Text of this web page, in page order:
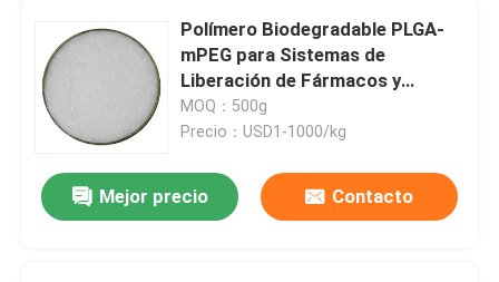
Vídeos
Sobre nosotros
Viaje de la fábrica
Polímero Biodegradable PLGA-
mPEG para Sistemas de
Liberación de Fármacos y
Depósitos Inyectables de Larga
Duración
MOQ：500g
Precio：USD1-1000/kg
Mejor precio Contacto